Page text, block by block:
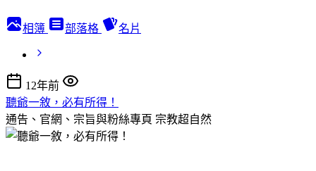
相簿 部落格 名片
12年前
聽爺一敘，必有所得！
通告、官網、宗旨與粉絲專頁 宗教超自然